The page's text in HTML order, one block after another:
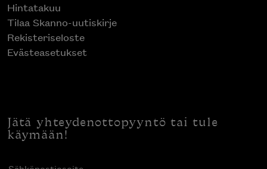
Hintatakuu
Tilaa Skanno-uutiskirje
Rekisteriseloste
Evästeasetukset
Jätä yhteydenottopyyntö tai tule
käymään!